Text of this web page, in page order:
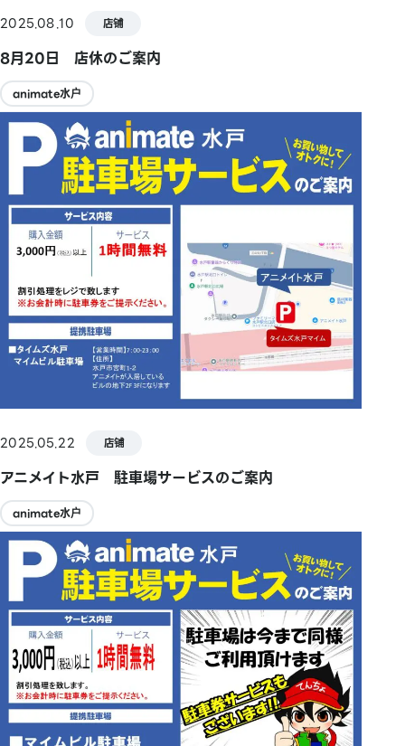
2025.08.10 店铺
8月20日 店休のご案内
animate水户
2025.05.22 店铺
アニメイト水戸 駐車場サービスのご案内
animate水户